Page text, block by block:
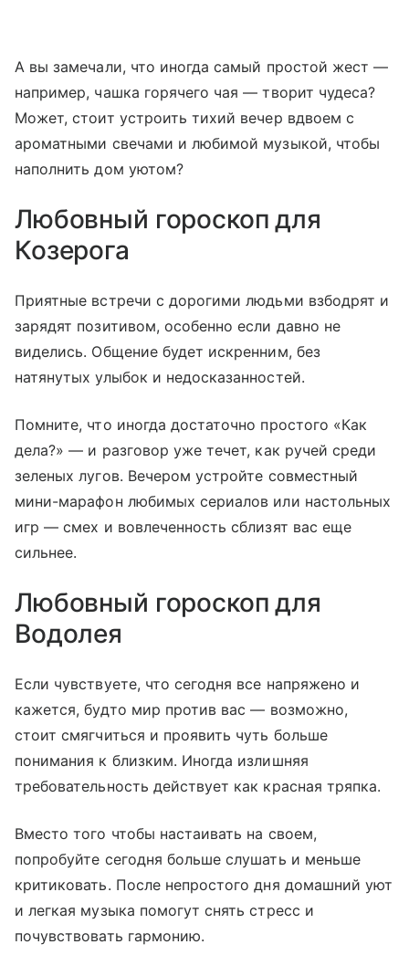
А вы замечали, что иногда самый простой жест —
например, чашка горячего чая — творит чудеса?
Может, стоит устроить тихий вечер вдвоем с
ароматными свечами и любимой музыкой, чтобы
наполнить дом уютом?
Любовный гороскоп для
Козерога
Приятные встречи с дорогими людьми взбодрят и
зарядят позитивом, особенно если давно не
виделись. Общение будет искренним, без
натянутых улыбок и недосказанностей.
Помните, что иногда достаточно простого «Как
дела?» — и разговор уже течет, как ручей среди
зеленых лугов. Вечером устройте совместный
мини-марафон любимых сериалов или настольных
игр — смех и вовлеченность сблизят вас еще
сильнее.
Любовный гороскоп для
Водолея
Если чувствуете, что сегодня все напряжено и
кажется, будто мир против вас — возможно,
стоит смягчиться и проявить чуть больше
понимания к близким. Иногда излишняя
требовательность действует как красная тряпка.
Вместо того чтобы настаивать на своем,
попробуйте сегодня больше слушать и меньше
критиковать. После непростого дня домашний уют
и легкая музыка помогут снять стресс и
почувствовать гармонию.